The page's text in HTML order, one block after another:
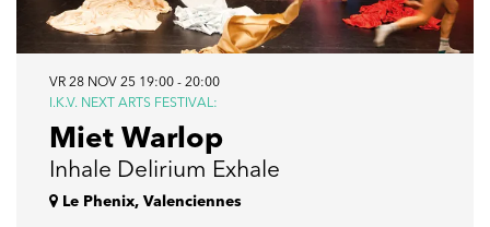
Miet Warlop
Inhale Delirium Exhale
I.K.V. NEXT ARTS FESTIVAL:
VR 28 NOV 25 19:00 - 20:00
Le Phenix, Valenciennes